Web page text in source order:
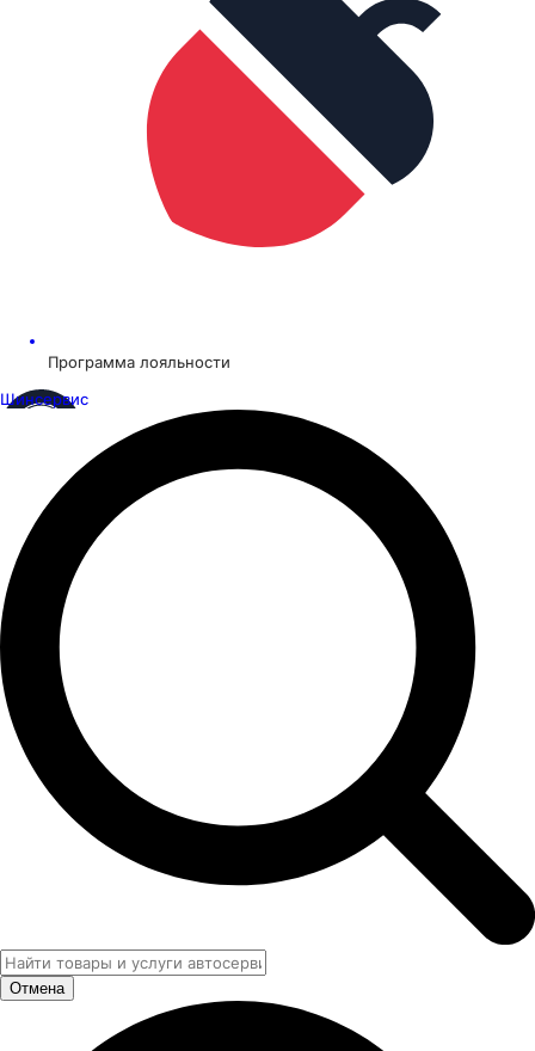
Программа лояльности
Шинсервис
Отмена